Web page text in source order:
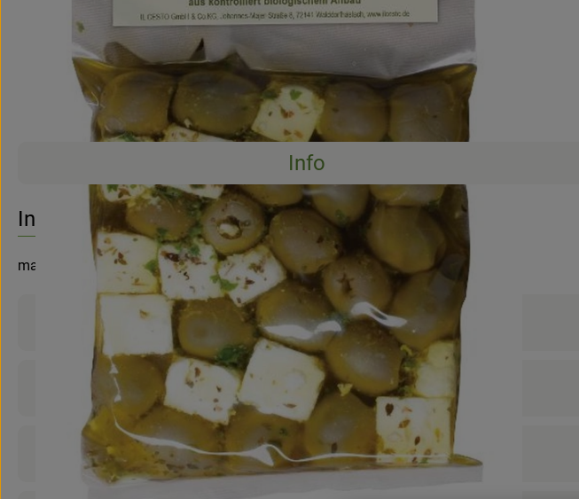
Info
Info
mariniert
Produktinformationen
Nährwert-Info